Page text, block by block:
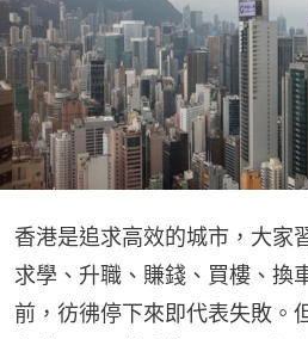
香港是追求高效的城市，大家
求學、升職、賺錢、買樓、換
前，彷彿停下來即代表失敗。